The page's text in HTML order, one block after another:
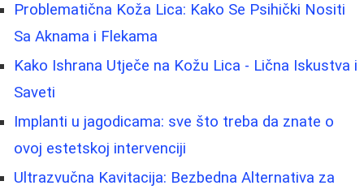
Problematična Koža Lica: Kako Se Psihički Nositi
Sa Aknama i Flekama
Kako Ishrana Utječe na Kožu Lica - Lična Iskustva i
Saveti
Implanti u jagodicama: sve što treba da znate o
ovoj estetskoj intervenciji
Ultrazvučna Kavitacija: Bezbedna Alternativa za